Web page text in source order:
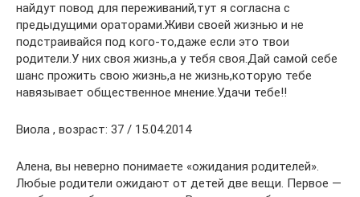
найдут повод для переживаний,тут я согласна с
предыдущими ораторами.Живи своей жизнью и не
подстраивайся под кого-то,даже если это твои
родители.У них своя жизнь,а у тебя своя.Дай самой себе
шанс прожить свою жизнь,а не жизнь,которую тебе
навязывает общественное мнение.Удачи тебе!!
Виола , возраст: 37 / 15.04.2014
Алена, вы неверно понимаете «ожидания родителей».
Любые родители ожидают от детей две вещи. Первое —